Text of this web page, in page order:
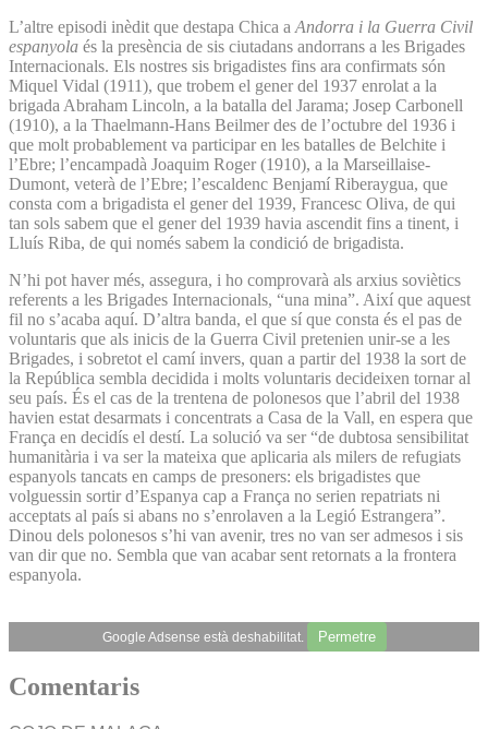
L’altre episodi inèdit que destapa Chica a Andorra i la Guerra Civil
espanyola és la presència de sis ciutadans andorrans a les Brigades
Internacionals. Els nostres sis brigadistes fins ara confirmats són
Miquel Vidal (1911), que trobem el gener del 1937 enrolat a la
brigada Abraham Lincoln, a la batalla del Jarama; Josep Carbonell
(1910), a la Thaelmann-Hans Beilmer des de l’octubre del 1936 i
que molt probablement va participar en les batalles de Belchite i
l’Ebre; l’encampadà Joaquim Roger (1910), a la Marseillaise-
Dumont, veterà de l’Ebre; l’escaldenc Benjamí Riberaygua, que
consta com a brigadista el gener del 1939, Francesc Oliva, de qui
tan sols sabem que el gener del 1939 havia ascendit fins a tinent, i
Lluís Riba, de qui només sabem la condició de brigadista.
N’hi pot haver més, assegura, i ho comprovarà als arxius soviètics
referents a les Brigades Internacionals, “una mina”. Així que aquest
fil no s’acaba aquí. D’altra banda, el que sí que consta és el pas de
voluntaris que als inicis de la Guerra Civil pretenien unir-se a les
Brigades, i sobretot el camí invers, quan a partir del 1938 la sort de
la República sembla decidida i molts voluntaris decideixen tornar al
seu país. És el cas de la trentena de polonesos que l’abril del 1938
havien estat desarmats i concentrats a Casa de la Vall, en espera que
França en decidís el destí. La solució va ser “de dubtosa sensibilitat
humanitària i va ser la mateixa que aplicaria als milers de refugiats
espanyols tancats en camps de presoners: els brigadistes que
volguessin sortir d’Espanya cap a França no serien repatriats ni
acceptats al país si abans no s’enrolaven a la Legió Estrangera”.
Dinou dels polonesos s’hi van avenir, tres no van ser admesos i sis
van dir que no. Sembla que van acabar sent retornats a la frontera
espanyola.
Google Adsense està deshabilitat. Permetre
Comentaris